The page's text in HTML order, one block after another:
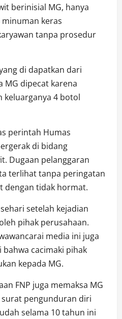
berinisial MG, hanya
keras
tanpa prosedur
di dapatkan dari
MG dipecat karena
keluarganya 4 botol
perintah Humas
di bidang
Dugaan pelanggaran
terlihat tanpa peringatan
dengan tidak hormat.
setelah kejadian
pihak perusahaan.
media ini juga
cacimaki pihak
kepada MG.
FNP juga memaksa MG
pengunduran diri
selama 10 tahun ini